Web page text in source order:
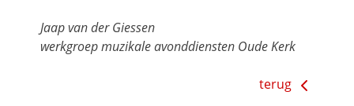
Jaap van der Giessen
werkgroep muzikale avonddiensten Oude Kerk
terug